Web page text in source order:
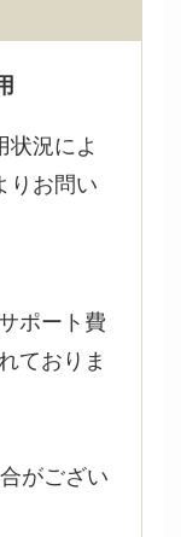
状況によ
りお問い
ポート費
ておりま
がござい